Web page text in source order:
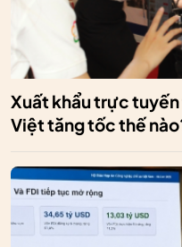
Xuất khẩu trực
Việt tăng tốc thế